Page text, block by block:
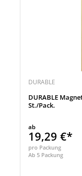
DURABLE
DURABLE
St./Pack.
ab
19,29 €*
pro Packung
Ab 5 Packung